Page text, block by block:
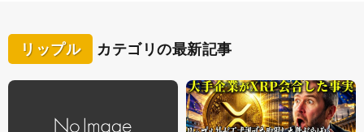
リップル カテゴリの最新記事